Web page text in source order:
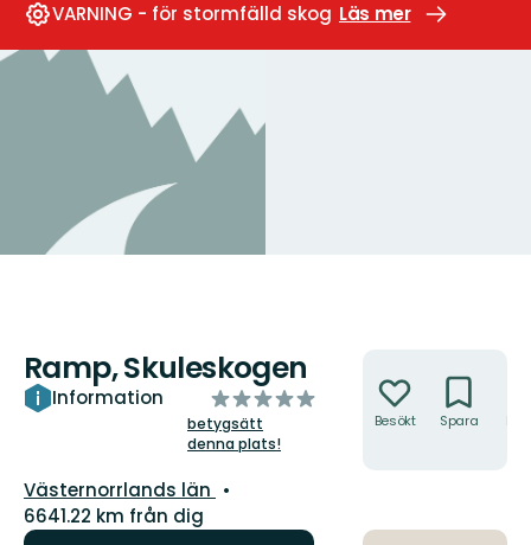
VARNING - för stormfälld skog Läs mer
Ramp, Skuleskogen
Information
av
5
stjärnor
betygsätt
denna plats!
Län:
Västernorrlands län
6641.22 km från dig
Besökt Spara